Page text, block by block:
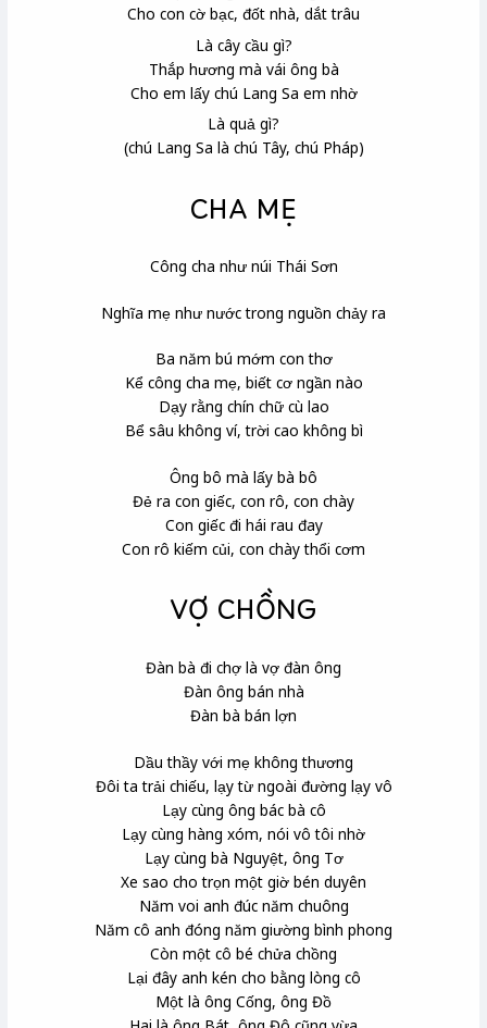
Cho con cờ bạc, đốt nhà, dắt trâu
Là cây cầu gì?
Thắp hương mà vái ông bà
Cho em lấy chú Lang Sa em nhờ
Là quả gì?
(chú Lang Sa là chú Tây, chú Pháp)
CHA MẸ
Công cha như núi Thái Sơn
Nghĩa mẹ như nước trong nguồn chảy ra
Ba năm bú mớm con thơ
Kể công cha mẹ, biết cơ ngần nào
Dạy rằng chín chữ cù lao
Bể sâu không ví, trời cao không bì
Ông bô mà lấy bà bô
Đẻ ra con giếc, con rô, con chày
Con giếc đi hái rau đay
Con rô kiếm củi, con chày thổi cơm
VỢ CHỒNG
Đàn bà đi chợ là vợ đàn ông
Đàn ông bán nhà
Đàn bà bán lợn
Dầu thầy với mẹ không thương
Đôi ta trải chiếu, lạy từ ngoài đường lạy vô
Lạy cùng ông bác bà cô
Lạy cùng hàng xóm, nói vô tôi nhờ
Lạy cùng bà Nguyệt, ông Tơ
Xe sao cho trọn một giờ bén duyên
Năm voi anh đúc năm chuông
Năm cô anh đóng năm giường bình phong
Còn một cô bé chửa chồng
Lại đây anh kén cho bằng lòng cô
Một là ông Cống, ông Đồ